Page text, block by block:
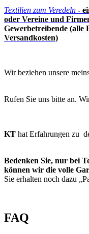
Textilien zum Veredeln -
oder Vereine und
Gewerbetreibende (alle
Versandkosten)
Wir beziehen unsere
Rufen Sie uns bitte an.
KT hat Erfahrungen zu
Bedenken Sie, nur bei
können wir die volle
Sie erhalten noch dazu
FAQ